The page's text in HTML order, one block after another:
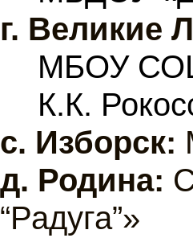
г. Великие
МБОУ
К.К.
с. Изборск:
д. Родина:
“Радуга”»